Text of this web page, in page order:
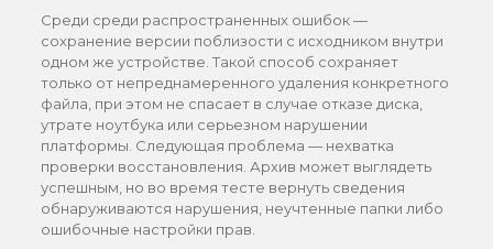
Среди среди распространенных ошибок —
сохранение версии поблизости с исходником внутри
одном же устройстве. Такой способ сохраняет
только от непреднамеренного удаления конкретного
файла, при этом не спасает в случае отказе диска,
утрате ноутбука или серьезном нарушении
платформы. Следующая проблема — нехватка
проверки восстановления. Архив может выглядеть
успешным, но во время тесте вернуть сведения
обнаруживаются нарушения, неучтенные папки либо
ошибочные настройки прав.